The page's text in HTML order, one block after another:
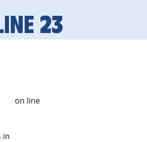
23
on line
in